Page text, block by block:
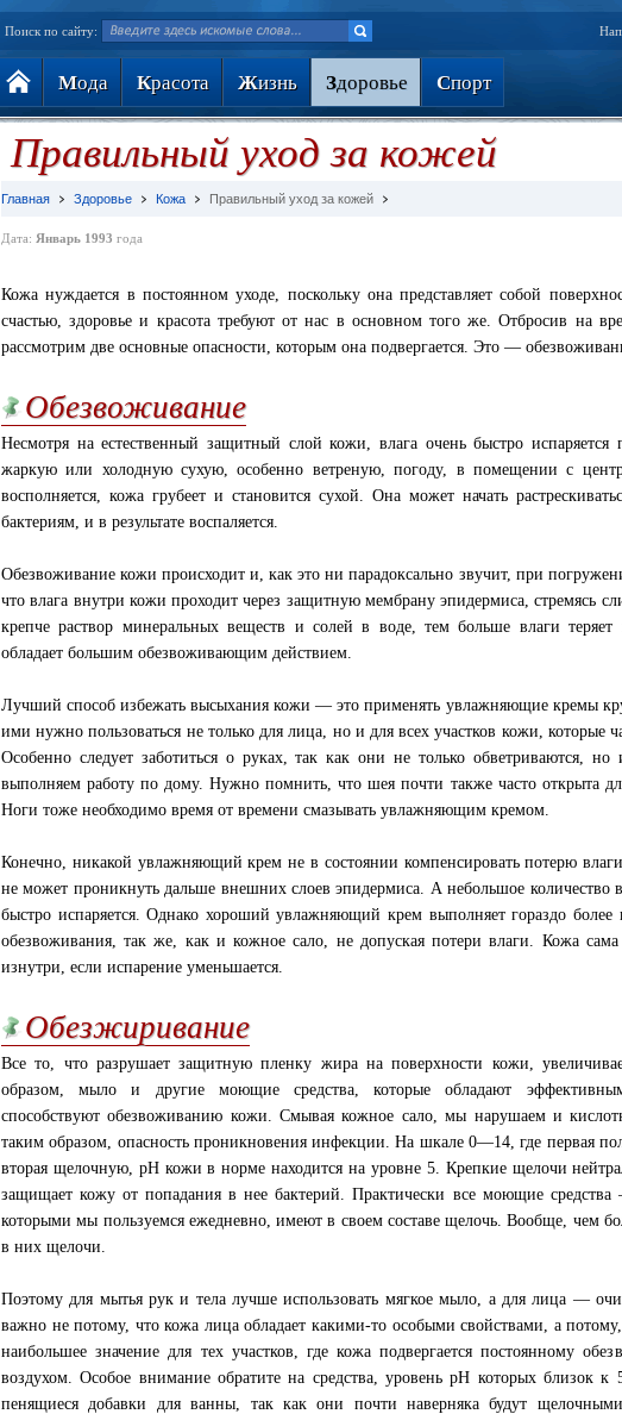
Поиск по сайту:
Мода Красота Жизнь Здоровье Спорт
Правильный уход за кожей
Главная Здоровье Кожа Правильный уход за кожей
Дата: Январь 1993 года
Кожа нуждается в постоянном уходе, поскольку она представляет собой
счастью, здоровье и красота требуют от нас в основном того же. Отбросив на
рассмотрим две основные опасности, которым она подвергается. Это —
Обезвоживание
Несмотря на естественный защитный слой кожи, влага очень быстро
жаркую или холодную сухую, особенно ветреную, погоду, в помещении с
восполняется, кожа грубеет и становится сухой. Она может начать
бактериям, и в результате воспаляется.
Обезвоживание кожи происходит и, как это ни парадоксально звучит, при
что влага внутри кожи проходит через защитную мембрану эпидермиса, стремясь
крепче раствор минеральных веществ и солей в воде, тем больше влаги
обладает большим обезвоживающим действием.
Лучший способ избежать высыхания кожи — это применять увлажняющие кремы
ими нужно пользоваться не только для лица, но и для всех участков кожи, которые
Особенно следует заботиться о руках, так как они не только обветриваются,
выполняем работу по дому. Нужно помнить, что шея почти также часто открыта
Ноги тоже необходимо время от времени смазывать увлажняющим кремом.
Конечно, никакой увлажняющий крем не в состоянии компенсировать потерю
не может проникнуть дальше внешних слоев эпидермиса. А небольшое количество
быстро испаряется. Однако хороший увлажняющий крем выполняет гораздо более
обезвоживания, так же, как и кожное сало, не допуская потери влаги. Кожа сама
изнутри, если испарение уменьшается.
Обезжиривание
Все то, что разрушает защитную пленку жира на поверхности кожи,
образом, мыло и другие моющие средства, которые обладают
способствуют обезвоживанию кожи. Смывая кожное сало, мы нарушаем и
таким образом, опасность проникновения инфекции. На шкале 0—14, где первая
вторая щелочную, pH кожи в норме находится на уровне 5. Крепкие щелочи
защищает кожу от попадания в нее бактерий. Практически все моющие
которыми мы пользуемся ежедневно, имеют в своем составе щелочь. Вообще, чем
в них щелочи.
Поэтому для мытья рук и тела лучше использовать мягкое мыло, а для лица —
важно не потому, что кожа лица обладает какими-то особыми свойствами, а
наибольшее значение для тех участков, где кожа подвергается постоянному
воздухом. Особое внимание обратите на средства, уровень pH которых близок к
пенящиеся добавки для ванны, так как они почти наверняка будут